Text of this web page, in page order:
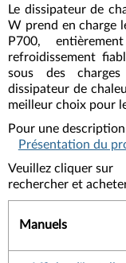
Le dissipateur de
W prend en charge
P700,
refroidissement
sous des
dissipateur de
meilleur choix pour
Pour une
Présentation du
Veuillez cliquer sur
rechercher et
Manuels